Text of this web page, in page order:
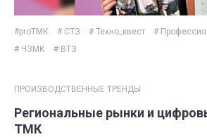
#proТМК # СТЗ # Техно_квест #
# ЧЗМК
# ВТЗ
ПРОИЗВОДСТВЕННЫЕ ТРЕНДЫ
Региональные рынки и
ТМК